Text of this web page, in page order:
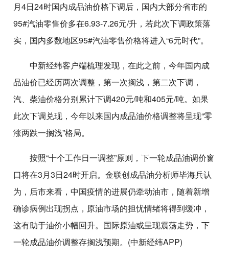
月4日24时国内成品油价格下调后，国内大部分省市的
95#汽油零售价多在6.93-7.26元/升，若此次下调政策落
实，国内多数地区95#汽油零售价格将进入“6元时代”。
中新经纬客户端梳理发现，在此之前，今年国内成
品油价已经历两次调整，第一次搁浅，第二次下调，
汽、柴油价格分别累计下调420元/吨和405元/吨。如果
此次下调兑现，今年以来国内成品油价格调整将呈现“零
涨两跌一搁浅”格局。
按照“十个工作日一调整”原则，下一轮成品油调价窗
口将在3月3日24时开启。金联创成品油分析师毕海兵认
为，后市来看，中国疫情的进展仍牵动油市，随着新增
确诊病例出现拐点，原油市场的担忧情绪将得到缓冲，
这有助于油价小幅回升。国际原油或呈现震荡走势，下
一轮成品油价调整存搁浅预期。(中新经纬APP)